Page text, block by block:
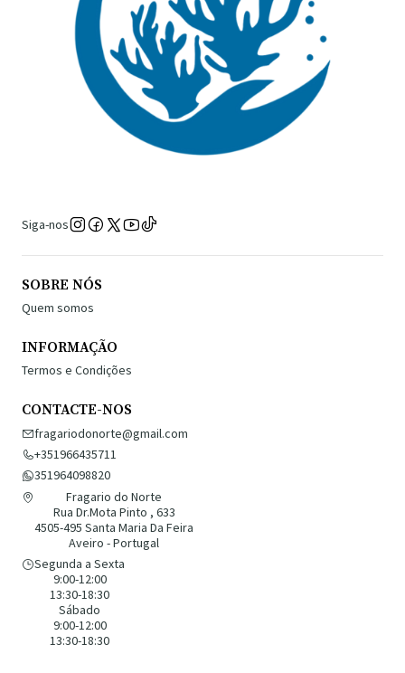
Siga-nos
SOBRE NÓS
Quem somos
INFORMAÇÃO
Termos e Condições
CONTACTE-NOS
fragariodonorte@gmail.com
+351966435711
351964098820
Fragario do Norte
Rua Dr.Mota Pinto , 633
4505-495 Santa Maria Da Feira
Aveiro - Portugal
Segunda a Sexta
9:00-12:00
13:30-18:30
Sábado
9:00-12:00
13:30-18:30